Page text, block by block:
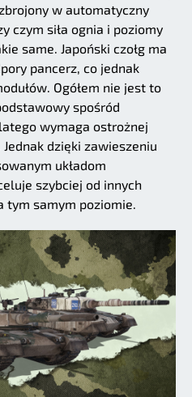
w automatyczny
czym siła ognia i poziomy
same. Japoński czołg ma
pancerz, co jednak
Ogółem nie jest to
spośród
wymaga ostrożnej
dzięki zawieszeniu
układom
szybciej od innych
tym samym poziomie.